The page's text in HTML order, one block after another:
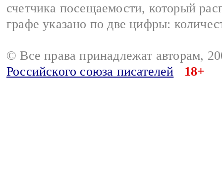
счетчика посещаемости, который
графе указано по две цифры:
© Все права принадлежат авторам,
Российского союза писателей
18+